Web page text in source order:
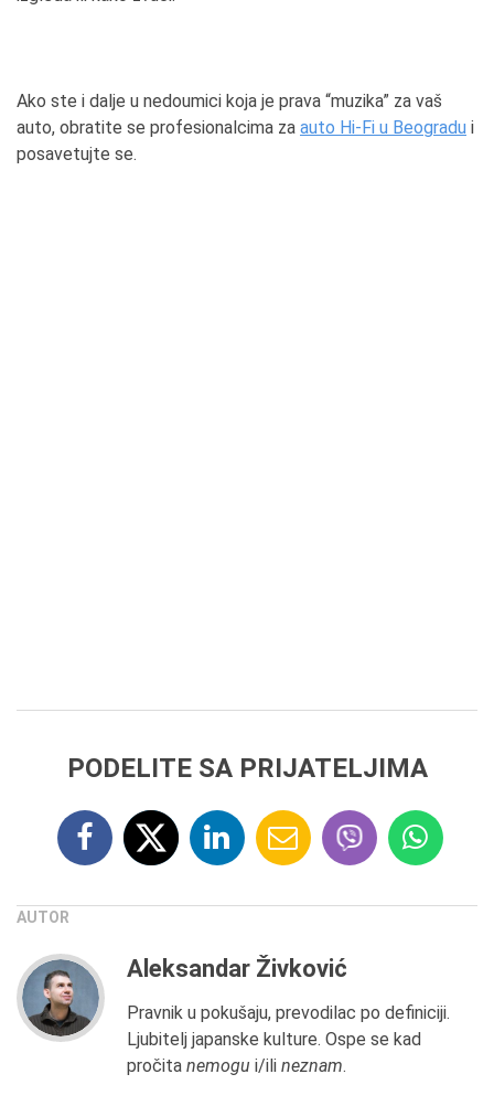
Ako ste i dalje u nedoumici koja je prava “muzika” za vaš
auto, obratite se profesionalcima za auto Hi-Fi u Beogradu i
posavetujte se.
PODELITE SA PRIJATELJIMA
AUTOR
Aleksandar Živković
Pravnik u pokušaju, prevodilac po definiciji.
Ljubitelj japanske kulture. Ospe se kad
pročita nemogu i/ili neznam.